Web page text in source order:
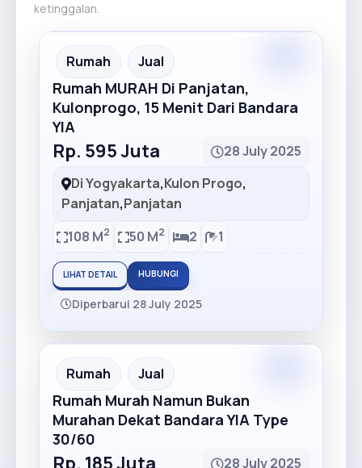
ketinggalan.
Recommended
Rumah Jual
Rumah MURAH Di Panjatan,
Kulonprogo, 15 Menit Dari Bandara
YIA
Rp. 595 Juta
28 July 2025
Di Yogyakarta,Kulon Progo,
Panjatan,Panjatan
108 M2 50 M2 2 1
LIHAT DETAIL HUBUNGI
Diperbarui 28 July 2025
Recommended
Rumah Jual
Rumah Murah Namun Bukan
Murahan Dekat Bandara YIA Type
30/60
Rp. 185 Juta 28 July 2025